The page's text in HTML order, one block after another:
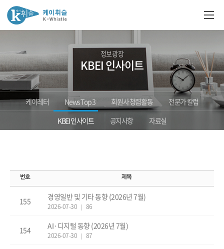
정보광장
KBEI 인사이트
케이레터 News Top 3 회원사 청렴활동
전문가 칼럼
KBEI 인사이트
공지사항 자료실
155 경영일반 및 기타 동향 (2026년 7월)
2026-07-30 | 86
154 AI·디지털 동향 (2026년 7월)
2026-07-30 | 87